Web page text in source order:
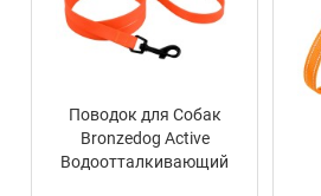
Поводок для Собак
Bronzedog Active
Водоотталкивающий